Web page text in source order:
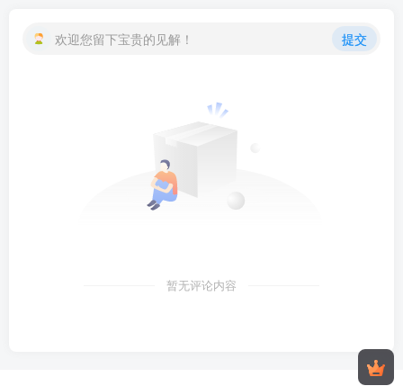
欢迎您留下宝贵的见解！ 提交
暂无评论内容